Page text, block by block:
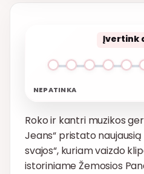
Įvertink
NEPATINKA
Roko ir kantri muzikos
Jeans“ pristato
svajos“, kuriam vaizdo
istoriniame Žemosios